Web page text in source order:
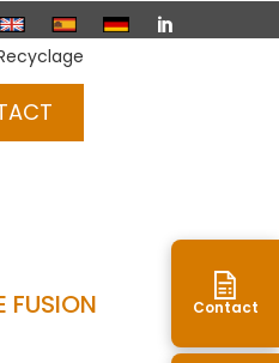

FUSION Contact